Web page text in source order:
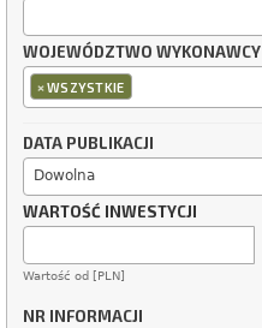
WOJEWÓDZTWO WYKONAWCY
×WSZYSTKIE
DATA PUBLIKACJI
Dowolna
WARTOŚĆ INWESTYCJI
Wartość od [PLN]
NR INFORMACJI